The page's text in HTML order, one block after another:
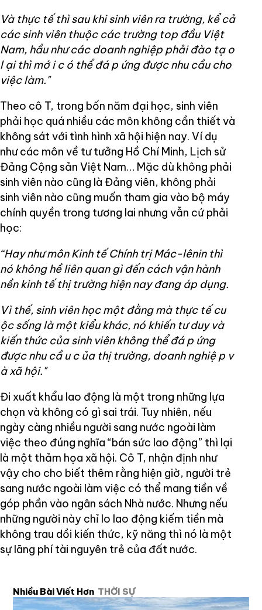
Và thực tế thì sau khi sinh viên ra trường, kể cả
các sinh viên thuộc các trường top đầu Việt
Nam, hầu như các doanh nghiệp phải đào tạ o
l ại thì mớ i c ó thể đá p ứng được nhu cầu cho
việc làm."
Theo cô T, trong bốn năm đại học, sinh viên
phải học quá nhiều các môn không cần thiết và
không sát với tình hình xã hội hiện nay. Ví dụ
như các môn về tư tưởng Hồ Chí Minh, Lịch sử
Đảng Cộng sản Việt Nam… Mặc dù không phải
sinh viên nào cũng là Đảng viên, không phải
sinh viên nào cũng muốn tham gia vào bộ máy
chính quyền trong tương lai nhưng vẫn cứ phải
học:
“Hay như môn Kinh tế Chính trị Mác-lênin thì
nó không hề liên quan gì đến cách vận hành
nền kinh tế thị trường hiện nay đang áp dụng.
Vì thế, sinh viên học một đằng mà thực tếcu
ộc sống là một kiểu khác, nó khiến tư duy và
kiến thức của sinh viên không thể đá p ứng
được nhu cầ u c ủa thị trường, doanh nghiệ p v
à xã hội."
Đi xuất khẩu lao động là một trong những lựa
chọn và không có gì sai trái. Tuy nhiên, nếu
ngày càng nhiều người sang nước ngoài làm
việc theo đúng nghĩa “bán sức lao động” thì lại
là một thảm họa xã hội. Cô T, nhận định như
vậy cho cho biết thêm rằng hiện giờ, người trẻ
sang nước ngoài làm việc có thể mang tiền về
góp phần vào ngân sách Nhà nước. Nhưng nếu
những người này chỉ lo lao động kiếm tiền mà
không trau dồi kiến thức, kỹ năng thì nó là một
sự lãng phí tài nguyên trẻ của đất nước.
Nhiều Bài Viết Hơn THỜI SỰ